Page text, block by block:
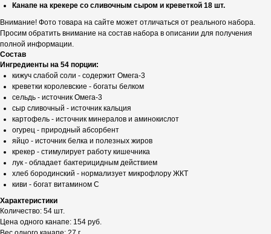
Канапе на крекере со сливочным сыром и креветкой 18 шт.
Внимание! Фото товара на сайте может отличаться от реального набора.
Просим обратить внимание на состав набора в описании для получения
полной информации.
Состав
Ингредиенты на 54 порции:
кижуч слабой соли - содержит Омега-3
креветки королевские - богаты белком
сельдь - источник Омега-3
сыр сливочный - источник кальция
картофель - источник минералов и аминокислот
огурец - природный абсорбент
яйцо - источник белка и полезных жиров
крекер - стимулирует работу кишечника
лук - обладает бактерицидным действием
хлеб бородинский - нормализует микрофлору ЖКТ
киви - богат витамином С
Характеристики
Количество: 54 шт.
Цена одного канапе: 154 руб.